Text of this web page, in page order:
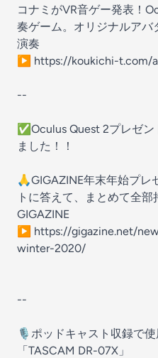
コナミがVR音ゲー発表！
奏ゲーム。オリジナルアバ
演奏
▶︎ https://koukichi-t.com/
--
✅Oculus Quest 2プレゼ
ました！！
🙏GIGAZINE年末年始プレ
トに答えて、まとめて全
GIGAZINE
▶︎ https://gigazine.net/
winter-2020/
--
🎙ポッドキャスト収録で使
「TASCAM DR-07X」